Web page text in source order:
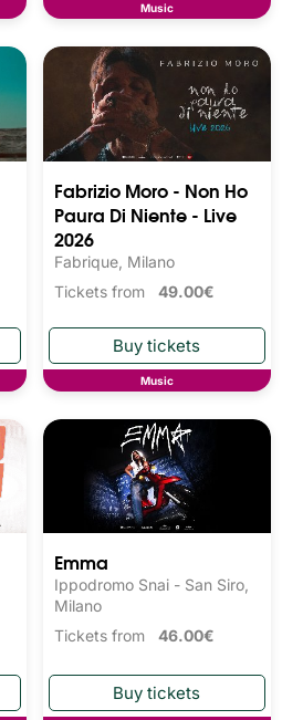
Music
Fabrizio Moro - Non Ho
Paura Di Niente - Live
2026
Fabrique, Milano
Tickets from 49.00€
Music
Emma
Ippodromo Snai - San Siro,
Milano
Tickets from 46.00€